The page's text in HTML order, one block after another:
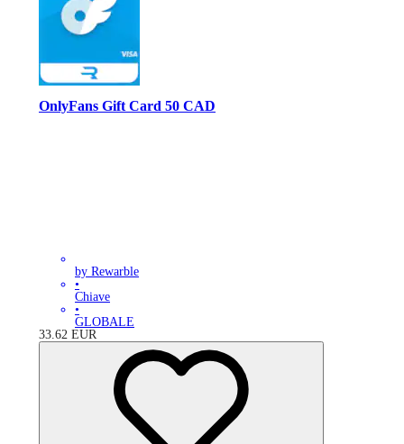
OnlyFans Gift Card 50 CAD
by Rewarble
•
Chiave
•
GLOBALE
33.62 EUR